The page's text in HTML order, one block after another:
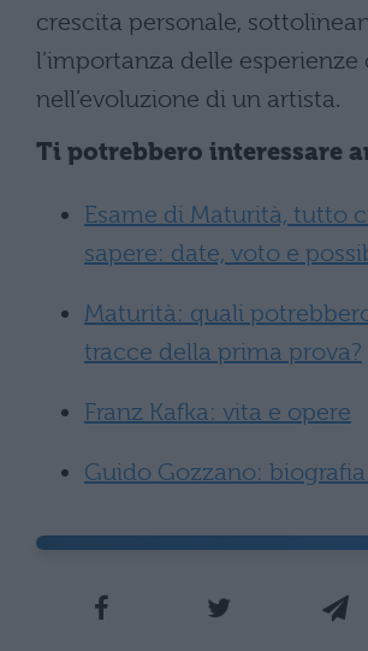
crescita personale,
l’importanza delle
nell’evoluzione di un artista.
Ti potrebbero interessare
Esame di Maturità, tutto
sapere: date, voto e
Maturità: quali
tracce della prima prova?
Franz Kafka: vita e opere
Guido Gozzano: